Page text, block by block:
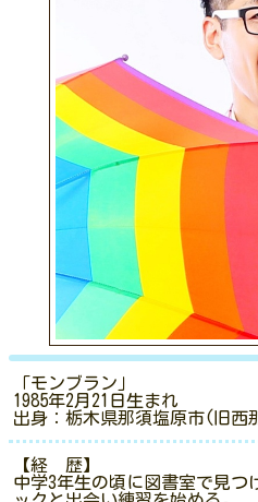
「モンブラン」
1985年2月21日生まれ
出身：栃木県那須塩原市(旧西
【経 歴】
中学3年生の頃に図書室で見つ